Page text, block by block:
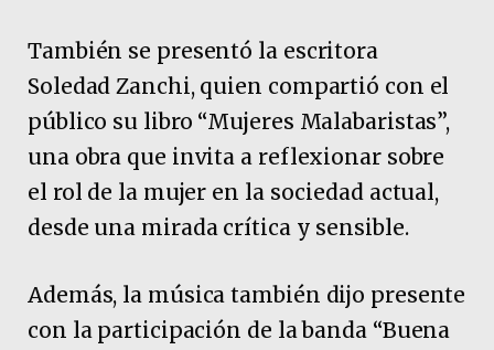
También se presentó la escritora
Soledad Zanchi, quien compartió con el
público su libro “Mujeres Malabaristas”,
una obra que invita a reflexionar sobre
el rol de la mujer en la sociedad actual,
desde una mirada crítica y sensible.
Además, la música también dijo presente
con la participación de la banda “Buena